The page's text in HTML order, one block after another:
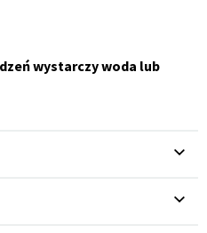
wystarczy woda lub